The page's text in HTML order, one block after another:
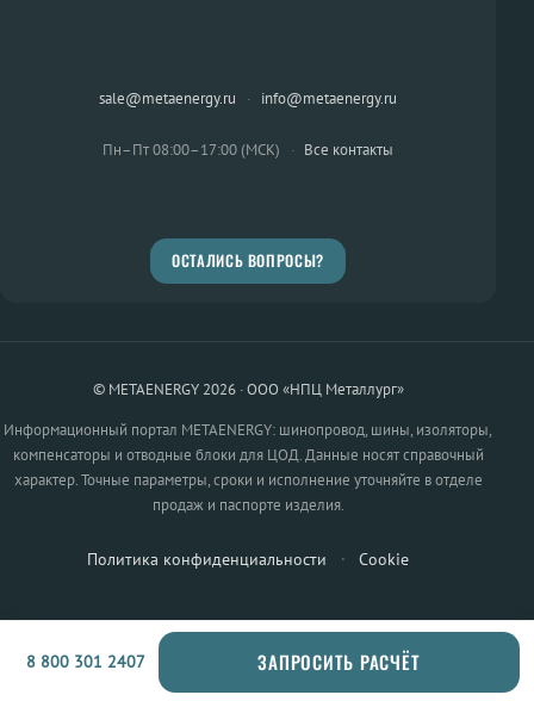
sale@metaenergy.ru · info@metaenergy.ru
Пн–Пт 08:00–17:00 (МСК) · Все контакты
ОСТАЛИСЬ ВОПРОСЫ?
© METAENERGY 2026 · ООО «НПЦ Металлург»
Информационный портал METAENERGY: шинопровод, шины, изоляторы,
компенсаторы и отводные блоки для ЦОД. Данные носят справочный
характер. Точные параметры, сроки и исполнение уточняйте в отделе
продаж и паспорте изделия.
Политика конфиденциальности · Cookie
8 800 301 2407 ЗАПРОСИТЬ РАСЧЁТ